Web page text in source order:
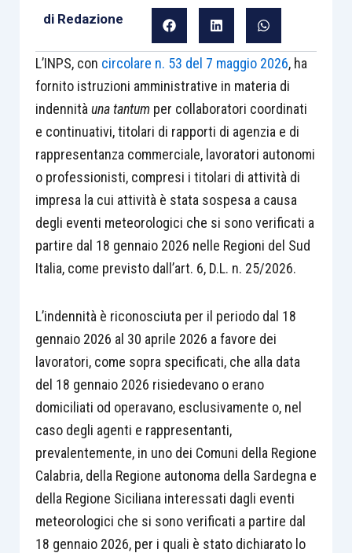
di Redazione
L’INPS, con circolare n. 53 del 7 maggio 2026, ha
fornito istruzioni amministrative in materia di
indennità una tantumper collaboratori coordinati
e continuativi, titolari di rapporti di agenzia e di
rappresentanza commerciale, lavoratori autonomi
o professionisti, compresi i titolari di attività di
impresa la cui attività è stata sospesa a causa
degli eventi meteorologici che si sono verificati a
partire dal 18 gennaio 2026 nelle Regioni del Sud
Italia, come previsto dall’art. 6, D.L. n. 25/2026.
L’indennità è riconosciuta per il periodo dal 18
gennaio 2026 al 30 aprile 2026 a favore dei
lavoratori, come sopra specificati, che alla data
del 18 gennaio 2026 risiedevano o erano
domiciliati od operavano, esclusivamente o, nel
caso degli agenti e rappresentanti,
prevalentemente, in uno dei Comuni della Regione
Calabria, della Regione autonoma della Sardegna e
della Regione Siciliana interessati dagli eventi
meteorologici che si sono verificati a partire dal
18 gennaio 2026, per i quali è stato dichiarato lo